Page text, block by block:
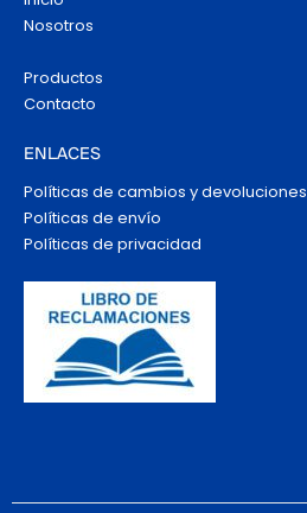
Nosotros
Productos
Contacto
ENLACES
Políticas de cambios y devoluciones
Políticas de envío
Políticas de privacidad